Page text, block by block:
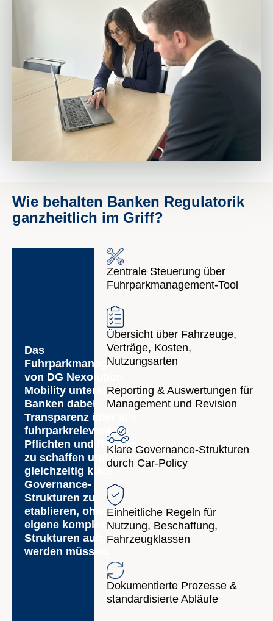
Wie behalten Banken Regulatorik
ganzheitlich im Griff?
Das
Fuhrparkmanagement
von DG Nexolution
Mobility unterstützt
Banken dabei,
Transparenz über alle
fuhrparkrelevanten
Pflichten und Risiken
zu schaffen und
gleichzeitig klare
Governance-
Strukturen zu
etablieren, ohne dass
eigene komplexe
Strukturen aufgebaut
werden müssen.
Zentrale Steuerung über
Fuhrparkmanagement-Tool
Übersicht über Fahrzeuge,
Verträge, Kosten,
Nutzungsarten
Reporting & Auswertungen für
Management und Revision
Klare Governance-Strukturen
durch Car-Policy
Einheitliche Regeln für
Nutzung, Beschaffung,
Fahrzeugklassen
Dokumentierte Prozesse &
standardisierte Abläufe